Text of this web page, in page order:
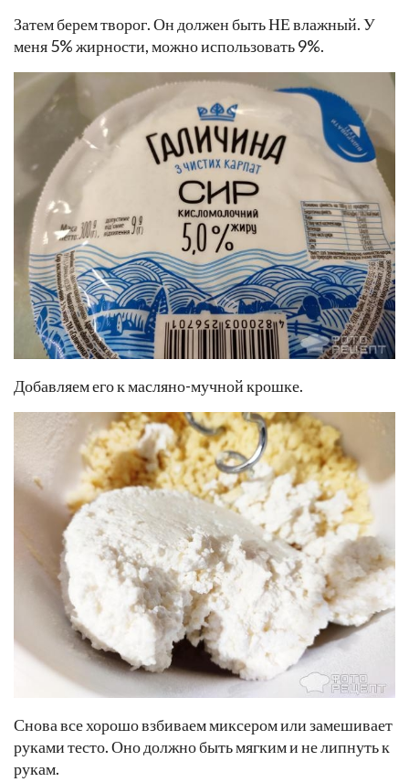
Затем берем творог. Он должен быть НЕ влажный. У
меня 5% жирности, можно использовать 9%.
Добавляем его к масляно-мучной крошке.
Снова все хорошо взбиваем миксером или замешивает
руками тесто. Оно должно быть мягким и не липнуть к
рукам.